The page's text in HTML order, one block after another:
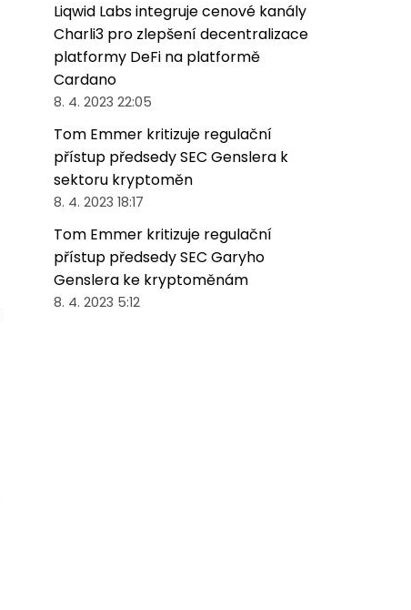
Liqwid Labs integruje cenové kanály
Charli3 pro zlepšení decentralizace
platformy DeFi na platformě
Cardano
8. 4. 2023 22:05
Tom Emmer kritizuje regulační
přístup předsedy SEC Genslera k
sektoru kryptoměn
8. 4. 2023 18:17
Tom Emmer kritizuje regulační
přístup předsedy SEC Garyho
Genslera ke kryptoměnám
8. 4. 2023 5:12